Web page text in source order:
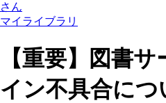
さん
マイライブラリ
【重要】図書
イン不具合につ